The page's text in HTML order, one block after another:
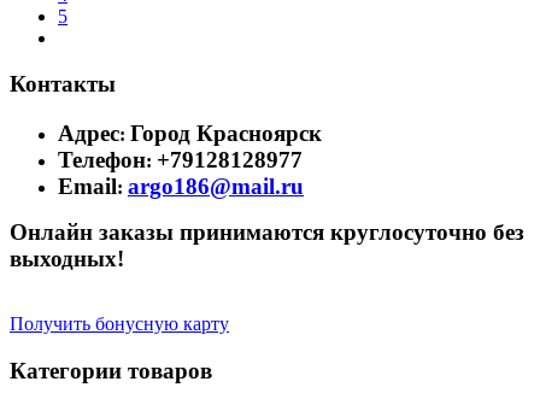
5
Контакты
Адрес: Город Красноярск
Телефон: +79128128977
Email: argo186@mail.ru
Онлайн заказы принимаются круглосуточно без
выходных!
Получить бонусную карту
Категории товаров